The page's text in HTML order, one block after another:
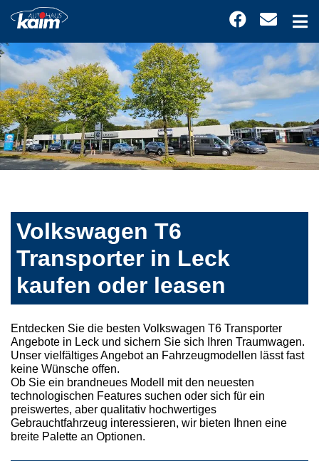
Volkswagen T6
Transporter in Leck
kaufen oder leasen
Entdecken Sie die besten Volkswagen T6 Transporter
Angebote in Leck und sichern Sie sich Ihren Traumwagen.
Unser vielfältiges Angebot an Fahrzeugmodellen lässt fast
keine Wünsche offen.
Ob Sie ein brandneues Modell mit den neuesten
technologischen Features suchen oder sich für ein
preiswertes, aber qualitativ hochwertiges
Gebrauchtfahrzeug interessieren, wir bieten Ihnen eine
breite Palette an Optionen.